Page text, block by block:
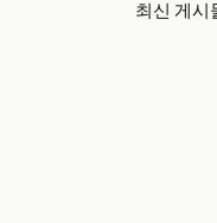
최신 게시